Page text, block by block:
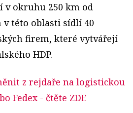
v okruhu 250 km od
v této oblasti sídlí 40
firem, které vytvářejí
HDP.
z rejdaře na logistickou
Fedex - čtěte ZDE